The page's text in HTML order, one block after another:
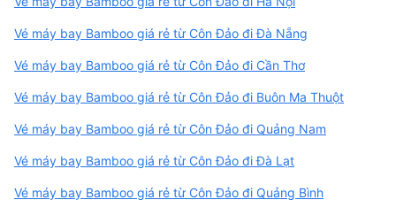
Vé máy bay Bamboo giá rẻ từ Côn Đảo đi Đà Nẵng
Vé máy bay Bamboo giá rẻ từ Côn Đảo đi Cần Thơ
Vé máy bay Bamboo giá rẻ từ Côn Đảo đi Buôn Ma Thuột
Vé máy bay Bamboo giá rẻ từ Côn Đảo đi Quảng Nam
Vé máy bay Bamboo giá rẻ từ Côn Đảo đi Đà Lạt
Vé máy bay Bamboo giá rẻ từ Côn Đảo đi Quảng Bình